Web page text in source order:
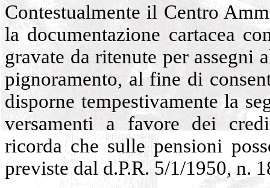
Contestualmente il Centro
la documentazione cartacea
gravate da ritenute per assegni
pignoramento, al fine di
disporne tempestivamente la
versamenti a favore dei
ricorda che sulle pensioni
previste dal d.P.R. 5/1/1950, n.